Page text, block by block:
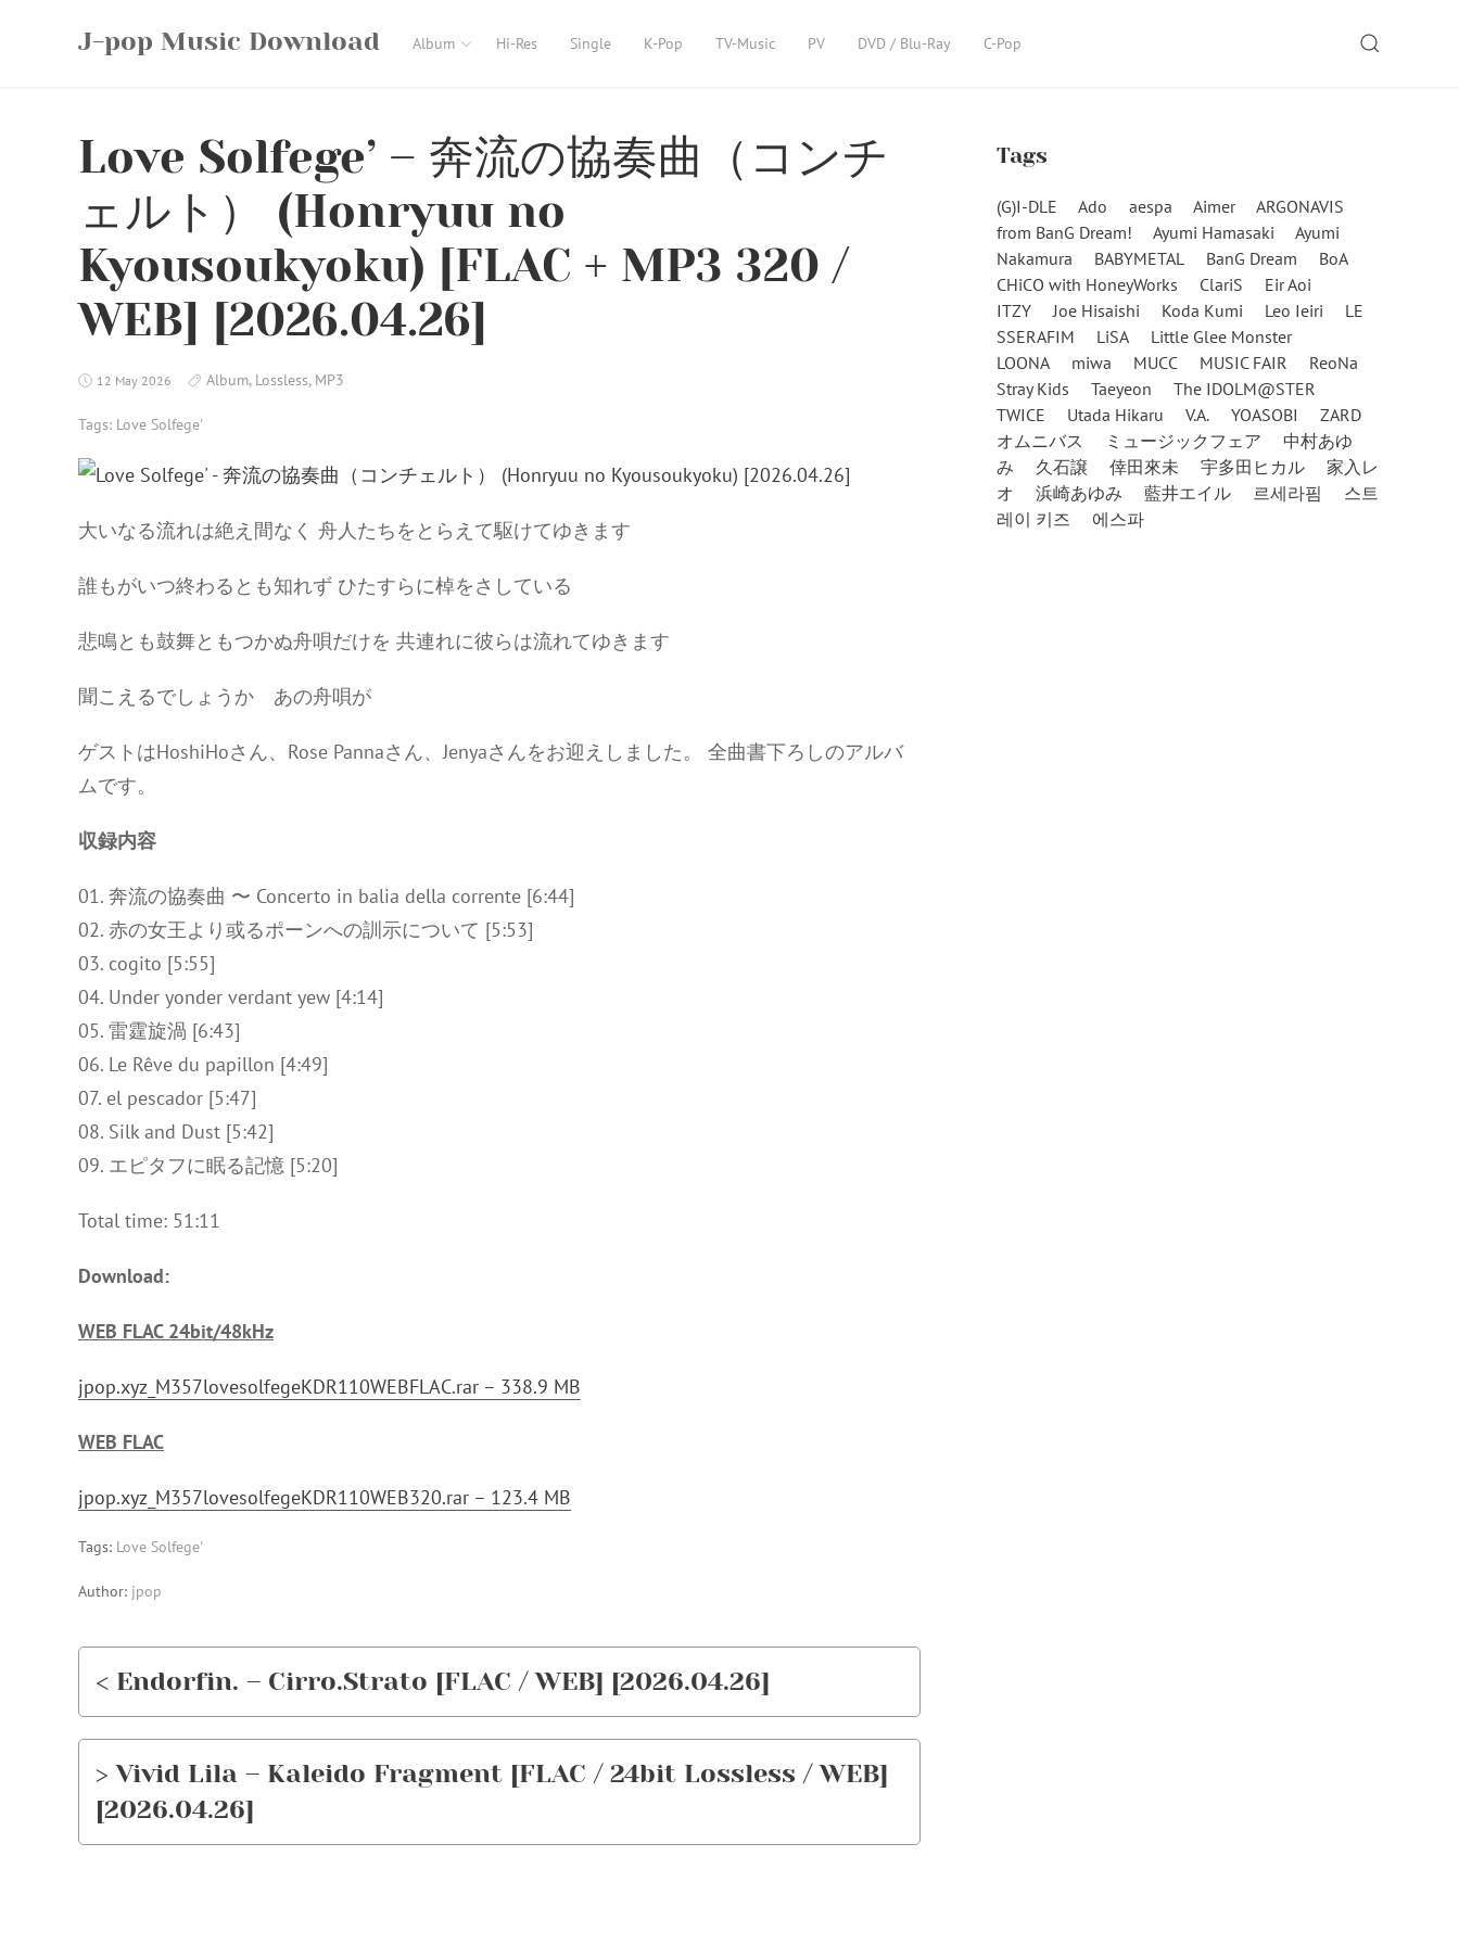
J-pop Music Download Album Hi-Res Single K-Pop TV-Music PV DVD / Blu-Ray C-Pop SEARCH
Love Solfege’ – 奔流の協奏曲（コンチ
ェルト） (Honryuu no
Kyousoukyoku) [FLAC + MP3 320 /
WEB] [2026.04.26]
12 May 2026 Album, Lossless, MP3
Tags: Love Solfege'
大いなる流れは絶え間なく 舟人たちをとらえて駆けてゆきます
誰もがいつ終わるとも知れず ひたすらに棹をさしている
悲鳴とも鼓舞ともつかぬ舟唄だけを 共連れに彼らは流れてゆきます
聞こえるでしょうか あの舟唄が
ゲストはHoshiHoさん、Rose Pannaさん、Jenyaさんをお迎えしました。 全曲書下ろしのアルバ
ムです。
収録内容
01. 奔流の協奏曲 〜 Concerto in balia della corrente [6:44]
02. 赤の女王より或るポーンへの訓示について [5:53]
03. cogito [5:55]
04. Under yonder verdant yew [4:14]
05. 雷霆旋渦 [6:43]
06. Le Rêve du papillon [4:49]
07. el pescador [5:47]
08. Silk and Dust [5:42]
09. エピタフに眠る記憶 [5:20]
Total time: 51:11
Download:
WEB FLAC 24bit/48kHz
jpop.xyz_M357lovesolfegeKDR110WEBFLAC.rar – 338.9 MB
WEB FLAC
jpop.xyz_M357lovesolfegeKDR110WEB320.rar – 123.4 MB
Tags: Love Solfege'
Author: jpop
< Endorfin. – Cirro.Strato [FLAC / WEB] [2026.04.26]
> Vivid Lila – Kaleido Fragment [FLAC / 24bit Lossless / WEB]
[2026.04.26]
Tags
(G)I-DLE Ado aespa Aimer
ARGONAVIS
from BanG Dream!
Ayumi Hamasaki
Ayumi
Nakamura
BABYMETAL BanG Dream
BoA
CHiCO with HoneyWorks
ClariS
Eir Aoi
ITZY
Joe Hisaishi Koda Kumi Leo Ieiri
LE
SSERAFIM
LiSA
Little Glee Monster
LOONA
miwa MUCC MUSIC FAIR
ReoNa
Stray Kids
Taeyeon
The IDOLM@STER
TWICE
Utada Hikaru V.A. YOASOBI
ZARD
オムニバス
ミュージックフェア
中村あゆ
み
久石譲 倖田來未 宇多田ヒカル
家入レ
オ
浜崎あゆみ 藍井エイル 르세라핌
스트
레이 키즈
에스파